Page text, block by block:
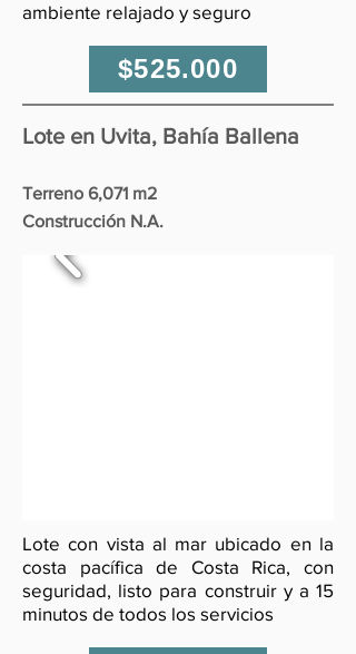
ambiente relajado y seguro
$525.000
Lote en Uvita, Bahía Ballena
Terreno 6,071 m2
Construcción N.A.
Lote con vista al mar ubicado en la
costa pacífica de Costa Rica, con
seguridad, listo para construir y a 15
minutos de todos los servicios